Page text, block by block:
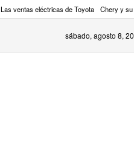
Las ventas eléctricas de Toyota Chery y
sábado, agosto 8,